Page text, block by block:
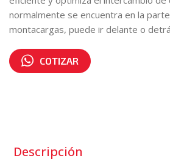
normalmente se encuentra en la
montacargas, puede ir delante o
COTIZAR
Descripción